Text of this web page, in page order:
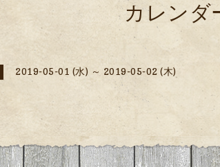
カレンダ
2019-05-01 (水) ～ 2019-05-02 (木)